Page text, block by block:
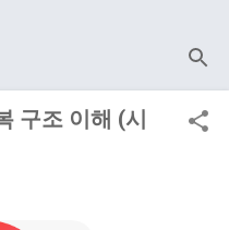
구조 이해 (시